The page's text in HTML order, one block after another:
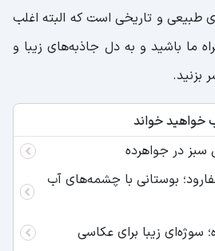
طبیعی و تاریخی است که البته اغلب
ما باشید و به دل جاذبه‌های زیبا و
بزنید.
خواهید خواند
سبز در جواهرده
بوستانی با چشمه‌های آب
سوژه‌ای زیبا برای عکاسی